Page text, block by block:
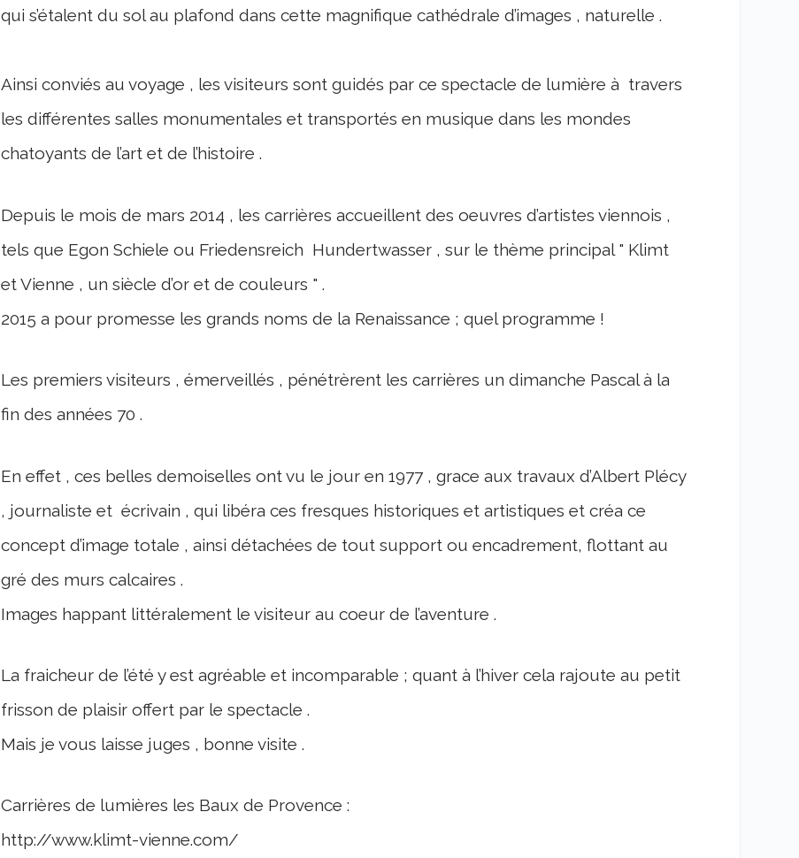
qui s’étalent du sol au plafond dans cette magnifique cathédrale d’images , naturelle .
Ainsi conviés au voyage , les visiteurs sont guidés par ce spectacle de lumière à travers
les différentes salles monumentales et transportés en musique dans les mondes
chatoyants de l’art et de l’histoire .
Depuis le mois de mars 2014 , les carrières accueillent des oeuvres d’artistes viennois ,
tels que Egon Schiele ou Friedensreich Hundertwasser , sur le thème principal " Klimt
et Vienne , un siècle d’or et de couleurs " .
2015 a pour promesse les grands noms de la Renaissance ; quel programme !
Les premiers visiteurs , émerveillés , pénétrèrent les carrières un dimanche Pascal à la
fin des années 70 .
En effet , ces belles demoiselles ont vu le jour en 1977 , grace aux travaux d’Albert Plécy
, journaliste et écrivain , qui libéra ces fresques historiques et artistiques et créa ce
concept d’image totale , ainsi détachées de tout support ou encadrement, flottant au
gré des murs calcaires .
Images happant littéralement le visiteur au coeur de l’aventure .
La fraicheur de l’été y est agréable et incomparable ; quant à l’hiver cela rajoute au petit
frisson de plaisir offert par le spectacle .
Mais je vous laisse juges , bonne visite .
Carrières de lumières les Baux de Provence :
http://www.klimt-vienne.com/